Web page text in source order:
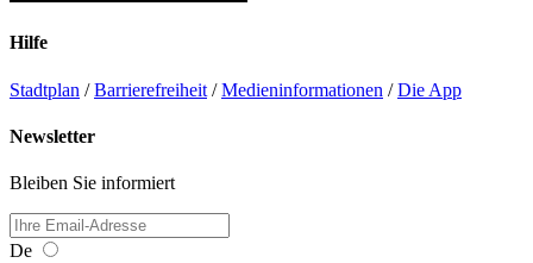
Hilfe
Stadtplan /Barrierefreiheit /Medieninformationen /Die App
Newsletter
Bleiben Sie informiert
De